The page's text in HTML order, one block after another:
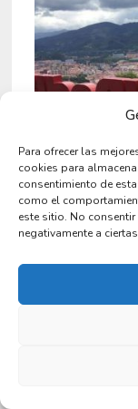
Para ofrecer las
cookies para
consentimiento de
como el
este sitio. No
negativamente a
Qué ver en
Deja una
Tu dirección